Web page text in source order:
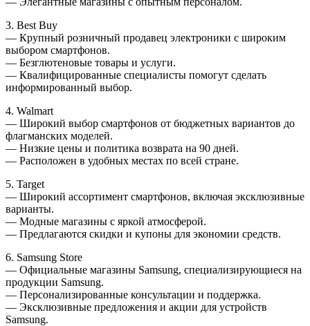
3. Best Buy
— Крупный розничный продавец электроники с широким
выбором смартфонов.
— Безглютеновые товары и услуги.
— Квалифицированные специалисты помогут сделать
информированный выбор.
4. Walmart
— Широкий выбор смартфонов от бюджетных вариантов до
флагманских моделей.
— Низкие цены и политика возврата на 90 дней.
— Расположен в удобных местах по всей стране.
5. Target
— Широкий ассортимент смартфонов, включая эксклюзивные
варианты.
— Модные магазины с яркой атмосферой.
— Предлагаются скидки и купоны для экономии средств.
6. Samsung Store
— Официальные магазины Samsung, специализирующиеся на
продукции Samsung.
— Персонализированные консультации и поддержка.
— Эксклюзивные предложения и акции для устройств
Samsung.